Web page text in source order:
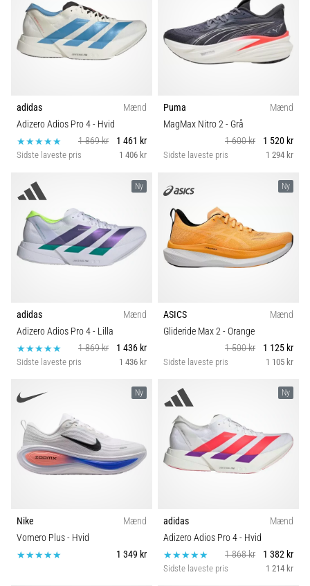
adidas
Mænd
Adizero Adios Pro 4- Hvid
1 869 kr
1 461 kr
Sidste laveste pris 1 406 kr
Puma
Mænd
MagMax Nitro 2- Grå
1 600 kr
1 520 kr
Sidste laveste pris 1 294 kr
Ny
adidas
Mænd
Adizero Adios Pro 4- Lilla
1 869 kr
1 436 kr
Sidste laveste pris 1 436 kr
Ny
ASICS
Mænd
Glideride Max 2- Orange
1 500 kr
1 125 kr
Sidste laveste pris 1 105 kr
Ny
Nike
Mænd
Vomero Plus- Hvid
1 349 kr
Ny
adidas
Mænd
Adizero Adios Pro 4- Hvid
1 868 kr
1 382 kr
Sidste laveste pris 1 214 kr